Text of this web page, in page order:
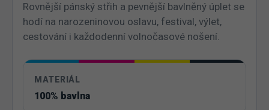
Rovnější pánský střih a pevnější bavlněný úplet se
hodí na narozeninovou oslavu, festival, výlet,
cestování i každodenní volnočasové nošení.
MATERIÁL
100% bavlna